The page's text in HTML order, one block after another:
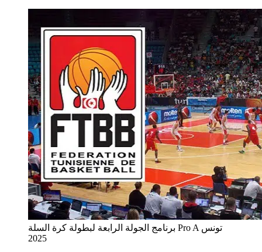
برنامج الجولة الرابعة لبطولة كرة السلة Pro A تونس
2025